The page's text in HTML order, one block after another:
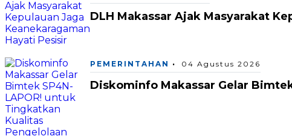
DLH Makassar Ajak Masyarakat
PEMERINTAHAN 04 Agustus 2026
Diskominfo Makassar Gelar